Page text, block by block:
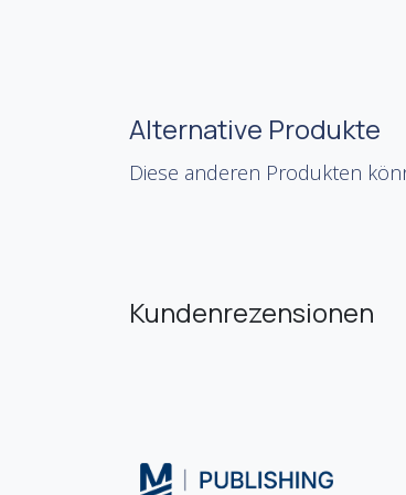
Alternative Produkte
Diese anderen Produkten
Kundenrezensionen